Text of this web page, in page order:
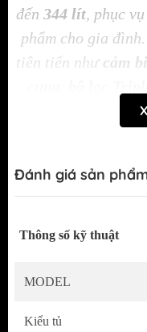
đến 344 lít, phục
phẩm cho gia
tiên tiến như cảm
, tủ lạnh
Đánh giá sản
Thông số kỹ thuật
MODEL
Kiểu tủ